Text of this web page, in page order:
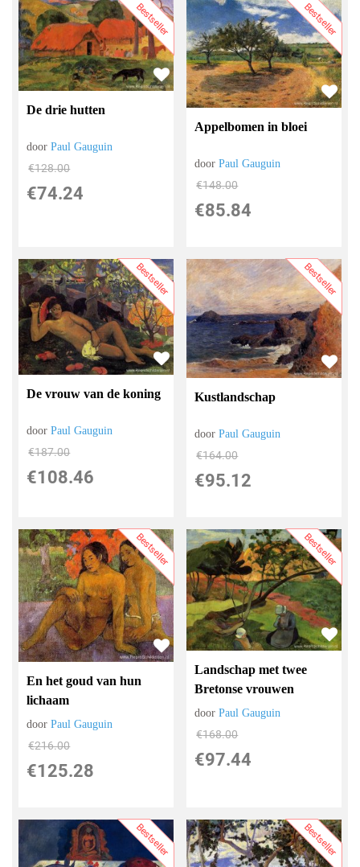
Bestseller
De drie hutten
doorPaul Gauguin
€128.00
€74.24
Bestseller
Appelbomen in bloei
doorPaul Gauguin
€148.00
€85.84
Bestseller
De vrouw van de koning
doorPaul Gauguin
€187.00
€108.46
Bestseller
Kustlandschap
doorPaul Gauguin
€164.00
€95.12
Bestseller
En het goud van hun
lichaam
doorPaul Gauguin
€216.00
€125.28
Bestseller
Landschap met twee
Bretonse vrouwen
doorPaul Gauguin
€168.00
€97.44
Bestseller Bestseller